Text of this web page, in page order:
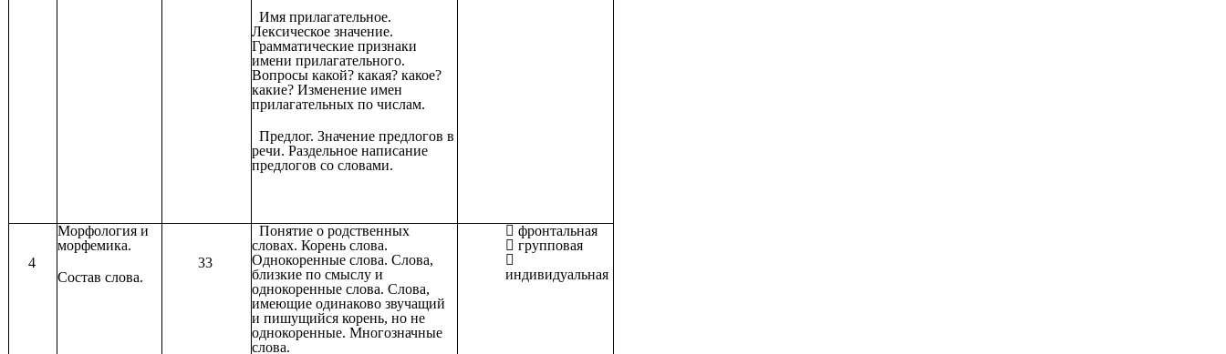
Имя прилагательное.
Лексическое значение.
Грамматические признаки
имени прилагательного.
Вопросы какой? какая? какое?
какие? Изменение имен
прилагательных по числам.
Предлог. Значение предлогов в
речи. Раздельное написание
предлогов со словами.
4
Морфология и
морфемика.
Состав слова.
33
Понятие о родственных
словах. Корень слова.
Однокоренные слова. Слова,
близкие по смыслу и
однокоренные слова. Слова,
имеющие одинаково звучащий
и пишущийся корень, но не
однокоренные. Многозначные
слова.
фронтальная
групповая
индивидуальная